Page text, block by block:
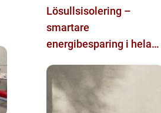
Lösullsisolering –
smartare
energibesparing i hela